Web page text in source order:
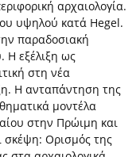
αρχαιολογία.
υψηλού κατά Hegel.
παραδοσιακή
Η εξέλιξη ως
στη νέα
Η ανταπάντηση της
μοντέλα
στην Πρώιμη και
σκέψη: Ορισμός της